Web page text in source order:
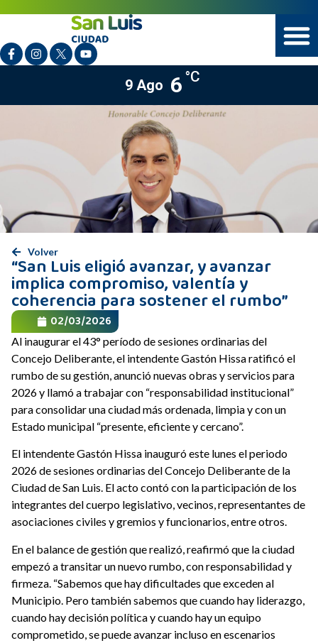
9 Ago 6 °C
Volver
“San Luis eligió avanzar, y avanzar
implica compromiso, valentía y
coherencia para sostener el rumbo”
02/03/2026
Al inaugurar el 43° período de sesiones ordinarias del
Concejo Deliberante, el intendente Gastón Hissa ratificó el
rumbo de su gestión, anunció nuevas obras y servicios para
2026 y llamó a trabajar con “responsabilidad institucional”
para consolidar una ciudad más ordenada, limpia y con un
Estado municipal “presente, eficiente y cercano”.
El intendente Gastón Hissa inauguró este lunes el periodo
2026 de sesiones ordinarias del Concejo Deliberante de la
Ciudad de San Luis. El acto contó con la participación de los
integrantes del cuerpo legislativo, vecinos, representantes de
asociaciones civiles y gremios y funcionarios, entre otros.
En el balance de gestión que realizó, reafirmó que la ciudad
empezó a transitar un nuevo rumbo, con responsabilidad y
firmeza. “Sabemos que hay dificultades que exceden al
Municipio. Pero también sabemos que cuando hay liderazgo,
cuando hay decisión política y cuando hay un equipo
comprometido, se puede avanzar incluso en escenarios